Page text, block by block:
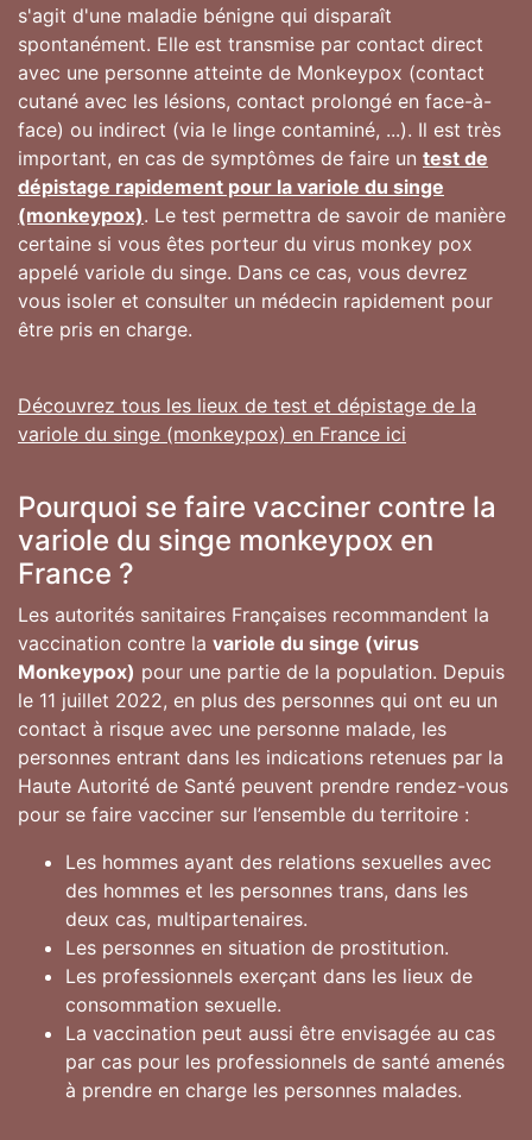
s'agit d'une maladie bénigne qui disparaît
spontanément. Elle est transmise par contact direct
avec une personne atteinte de Monkeypox (contact
cutané avec les lésions, contact prolongé en face-à-
face) ou indirect (via le linge contaminé, ...). Il est très
important, en cas de symptômes de faire un test de
dépistage rapidement pour la variole du singe
(monkeypox). Le test permettra de savoir de manière
certaine si vous êtes porteur du virus monkey pox
appelé variole du singe. Dans ce cas, vous devrez
vous isoler et consulter un médecin rapidement pour
être pris en charge.
Découvrez tous les lieux de test et dépistage de la
variole du singe (monkeypox) en France ici
Pourquoi se faire vacciner contre la
variole du singe monkeypox en
France ?
Les autorités sanitaires Françaises recommandent la
vaccination contre la variole du singe (virus
Monkeypox) pour une partie de la population. Depuis
le 11 juillet 2022, en plus des personnes qui ont eu un
contact à risque avec une personne malade, les
personnes entrant dans les indications retenues par la
Haute Autorité de Santé peuvent prendre rendez-vous
pour se faire vacciner sur l’ensemble du territoire :
Les hommes ayant des relations sexuelles avec
des hommes et les personnes trans, dans les
deux cas, multipartenaires.
Les personnes en situation de prostitution.
Les professionnels exerçant dans les lieux de
consommation sexuelle.
La vaccination peut aussi être envisagée au cas
par cas pour les professionnels de santé amenés
à prendre en charge les personnes malades.